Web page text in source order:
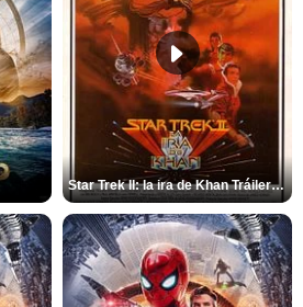
Star Trek II: la ira de Khan Tráiler VO